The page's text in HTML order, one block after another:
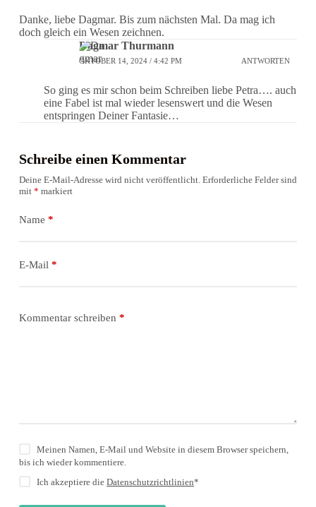
Danke, liebe Dagmar. Bis zum nächsten Mal. Da mag ich
doch gleich ein Wesen zeichnen.
Dagmar Thurmann
OKTOBER 14, 2024 / 4:42 PM ANTWORTEN
So ging es mir schon beim Schreiben liebe Petra…. auch
eine Fabel ist mal wieder lesenswert und die Wesen
entspringen Deiner Fantasie…
Schreibe einen Kommentar
Deine E-Mail-Adresse wird nicht veröffentlicht. Erforderliche Felder sind
mit * markiert
Name *
E-Mail *
Kommentar schreiben *
Meinen Namen, E-Mail und Website in diesem Browser speichern,
bis ich wieder kommentiere.
Ich akzeptiere dieDatenschutzrichtlinien*